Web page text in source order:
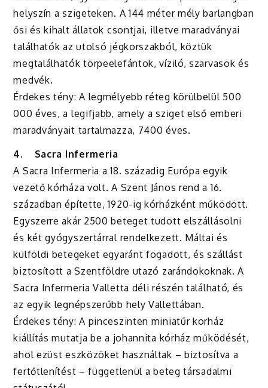
helyszín a szigeteken. A 144 méter mély barlangban
ősi és kihalt állatok csontjai, illetve maradványai
találhatók az utolsó jégkorszakból, köztük
megtalálhatók törpeelefántok, víziló, szarvasok és
medvék.
Érdekes tény: A legmélyebb réteg körülbelül 500
000 éves, a legifjabb, amely a sziget első emberi
maradványait tartalmazza, 7400 éves.
4.
Sacra Infermeria
A Sacra Infermeria a 18. századig Európa egyik
vezető kórháza volt. A Szent János rend a 16.
században építette, 1920-ig kórházként működött.
Egyszerre akár 2500 beteget tudott elszállásolni
és két gyógyszertárral rendelkezett. Máltai és
külföldi betegeket egyaránt fogadott, és szállást
biztosított a Szentföldre utazó zarándokoknak. A
Sacra Infermeria Valletta déli részén található, és
az egyik legnépszerűbb hely Vallettában.
Érdekes tény: A pinceszinten miniatűr korház
kiállítás mutatja be a johannita kórház működését,
ahol ezüst eszközöket használtak – biztosítva a
fertőtlenítést – függetlenül a beteg társadalmi